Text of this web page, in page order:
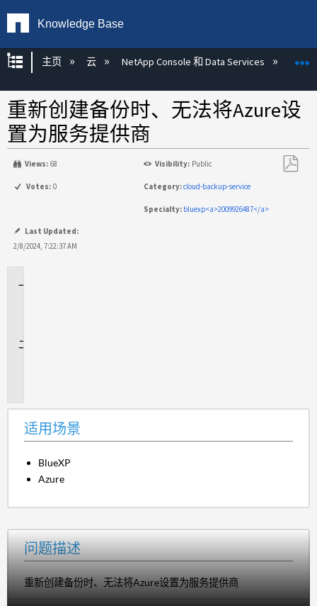
Knowledge Base
扩展/隐缩全局层次
主页 云 NetApp Console 和 Data Services
重新创建备份时、无法将Azure设
置为服务提供商
Views: 68 Visibility: Public
Votes: 0 Category:cloud-backup-service
Specialty: bluexp<a>2009926487</a>
Last Updated:
2/8/2024, 7:22:37 AM
适用场景
BlueXP
Azure
问题描述
重新创建备份时、无法将Azure设置为服务提供商